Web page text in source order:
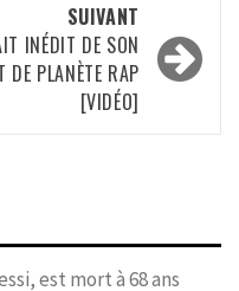
SUIVANT
INÉDIT DE SON
DE PLANÈTE RAP
[VIDÉO]
est mort à 68 ans